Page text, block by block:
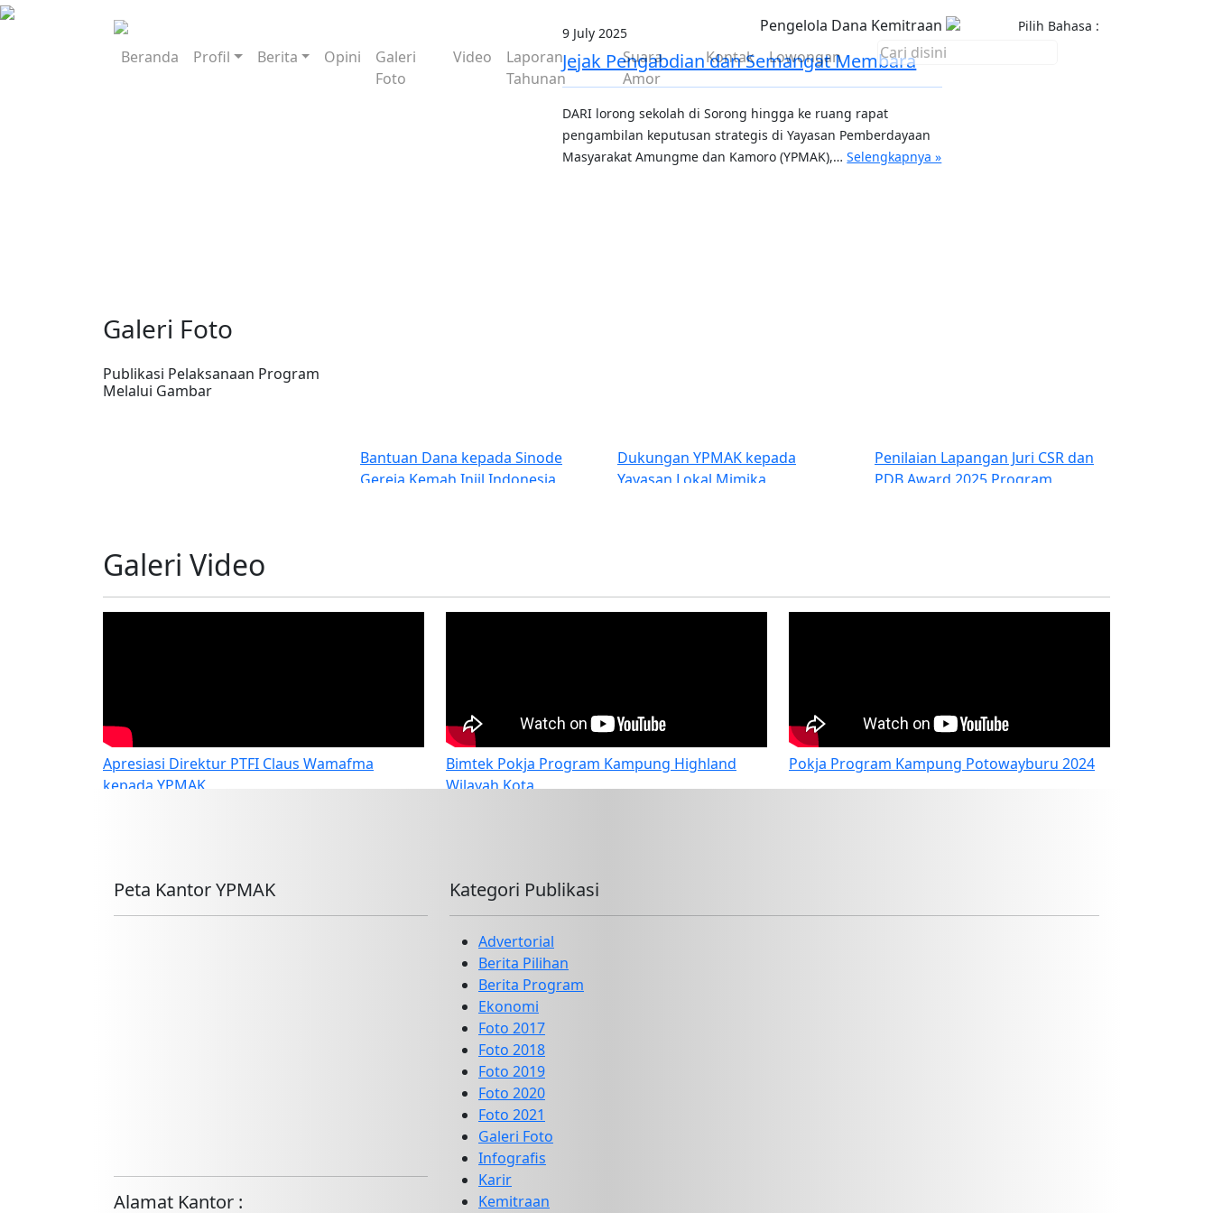
Pengelola Dana Kemitraan Pilih Bahasa :
Beranda Profil Berita Opini
Galeri
Foto
Video
Laporan
Tahunan
Suara
Amor
Kontak Lowongan
9 July 2025
Jejak Pengabdian dan Semangat Membara
DARI lorong sekolah di Sorong hingga ke ruang rapat
pengambilan keputusan strategis di Yayasan Pemberdayaan
Masyarakat Amungme dan Kamoro (YPMAK),…Selengkapnya »
Galeri Foto
Publikasi Pelaksanaan Program
Melalui Gambar
Bantuan Dana kepada Sinode
Gereja Kemah Injil Indonesia
Dukungan YPMAK kepada
Yayasan Lokal Mimika
Penilaian Lapangan Juri CSR dan
PDB Award 2025 Program
Galeri Video
Apresiasi Direktur PTFI Claus Wamafma
kepada YPMAK
Bimtek Pokja Program Kampung Highland
Wilayah Kota
Pokja Program Kampung Potowayburu 2024
Peta Kantor YPMAK
Alamat Kantor :
Kategori Publikasi
Advertorial
Berita Pilihan
Berita Program
Ekonomi
Foto 2017
Foto 2018
Foto 2019
Foto 2020
Foto 2021
Galeri Foto
Infografis
Karir
Kemitraan